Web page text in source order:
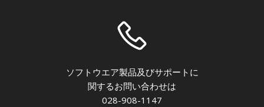
ソフトウエア製品及びサポートに
関するお問い合わせは
028-908-1147